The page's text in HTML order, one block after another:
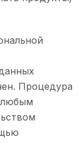
Процедура
любым